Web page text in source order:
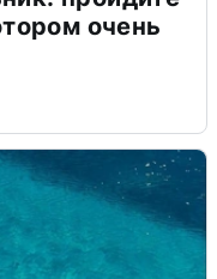
очень